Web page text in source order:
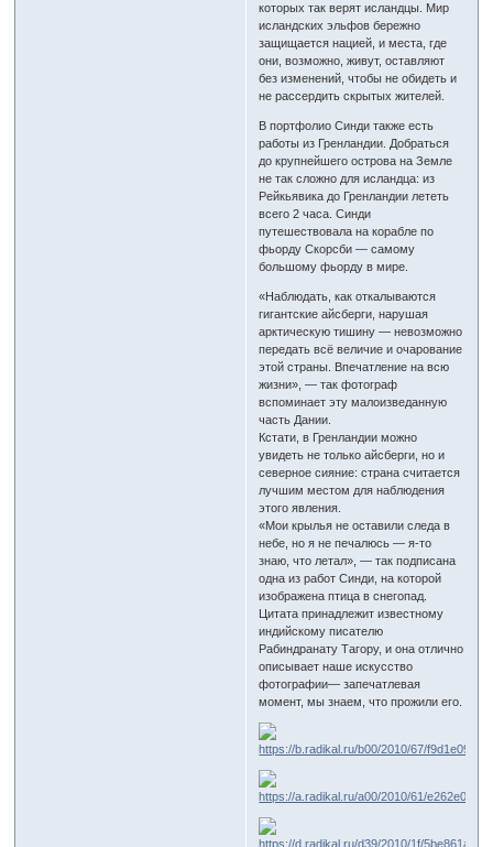
которых так верят исландцы. Мир
исландских эльфов бережно
защищается нацией, и места, где
они, возможно, живут, оставляют
без изменений, чтобы не обидеть и
не рассердить скрытых жителей.
В портфолио Синди также есть
работы из Гренландии. Добраться
до крупнейшего острова на Земле
не так сложно для исландца: из
Рейкьявика до Гренландии лететь
всего 2 часа. Синди
путешествовала на корабле по
фьорду Скорсби — самому
большому фьорду в мире.
«Наблюдать, как откалываются
гигантские айсберги, нарушая
арктическую тишину — невозможно
передать всё величие и очарование
этой страны. Впечатление на всю
жизни», — так фотограф
вспоминает эту малоизведанную
часть Дании.
Кстати, в Гренландии можно
увидеть не только айсберги, но и
северное сияние: страна считается
лучшим местом для наблюдения
этого явления.
«Мои крылья не оставили следа в
небе, но я не печалюсь — я-то
знаю, что летал», — так подписана
одна из работ Синди, на которой
изображена птица в снегопад.
Цитата принадлежит известному
индийскому писателю
Рабиндранату Тагору, и она отлично
описывает наше искусство
фотографии— запечатлевая
момент, мы знаем, что прожили его.